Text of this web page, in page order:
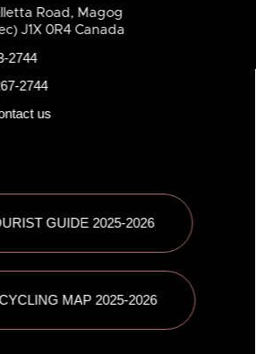
Road, Magog
J1X 0R4 Canada
2744
2744
us
GUIDE 2025-2026
MAP 2025-2026